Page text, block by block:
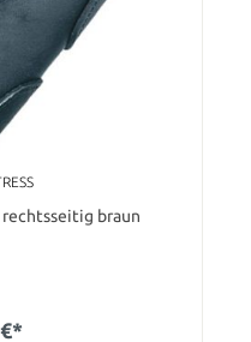
braun